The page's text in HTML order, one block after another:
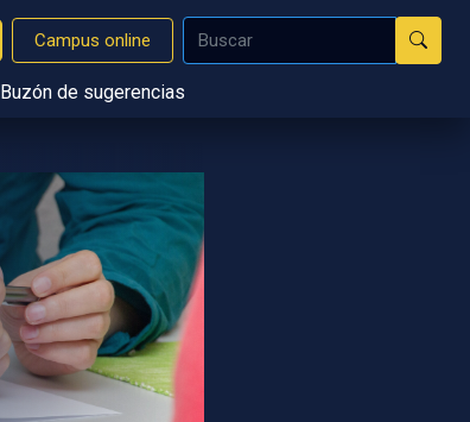
Campus online
Buzón de sugerencias